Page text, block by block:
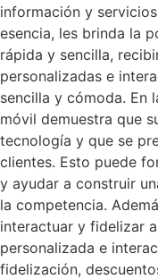
información y
esencia, les brinda la
rápida y sencilla,
personalizadas e
sencilla y cómoda. En
móvil demuestra que
tecnología y que se
clientes. Esto puede
y ayudar a construir
la competencia.
interactuar y fidelizar
personalizada e
fidelización,